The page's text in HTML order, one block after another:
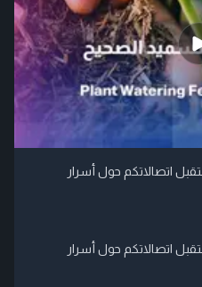
اتصالاتكم حول أسرار
اتصالاتكم حول أسرار